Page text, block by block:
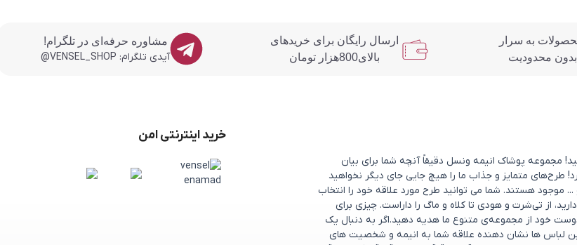
به سرار
محدودیت
ارسال رایگان برای خریدهای
بالای800هزار تومان
مشاوره حرفه‌ای در تلگرام!
آیدی تلگرام: VENSEL_SHOP@
مجموعه پوشاک انیمه ونسل دقیقاً آنچه شما برای بیان
طرح‌های متمایز و جذاب ما را هیچ جایی جای دیگر نخواهید
هستند. شما می توانید طرح مورد علاقه خود را انتخاب
از تی‌شرت و هودی تا کلاه و ماگ را داراست. چیزی برای
خود از مجموعه‌ی متنوع ما هدیه دهید.اگر به دنبال یک
لباس ها نشان دهنده علاقه شما به انیمه و شخصیت های
خرید اینترنتی امن